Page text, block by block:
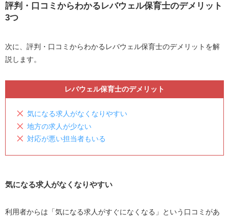
評判・口コミからわかるレバウェル保育士のデメリット
3つ
次に、評判・口コミからわかるレバウェル保育士のデメリットを解
説します。
レバウェル保育士のデメリット
気になる求人がなくなりやすい
地方の求人が少ない
対応が悪い担当者もいる
気になる求人がなくなりやすい
利用者からは「気になる求人がすぐになくなる」という口コミがあ